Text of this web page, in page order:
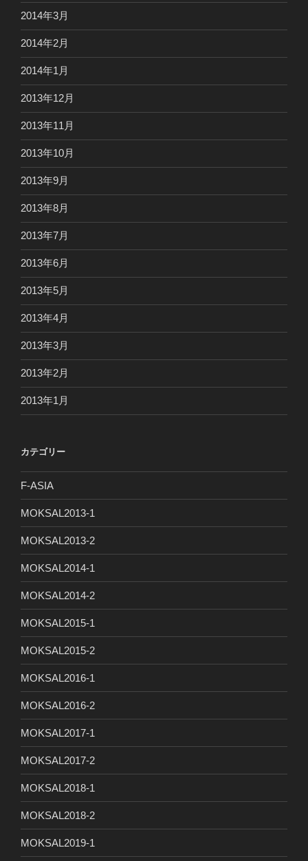
2014年3月
2014年2月
2014年1月
2013年12月
2013年11月
2013年10月
2013年9月
2013年8月
2013年7月
2013年6月
2013年5月
2013年4月
2013年3月
2013年2月
2013年1月
カテゴリー
F-ASIA
MOKSAL2013-1
MOKSAL2013-2
MOKSAL2014-1
MOKSAL2014-2
MOKSAL2015-1
MOKSAL2015-2
MOKSAL2016-1
MOKSAL2016-2
MOKSAL2017-1
MOKSAL2017-2
MOKSAL2018-1
MOKSAL2018-2
MOKSAL2019-1